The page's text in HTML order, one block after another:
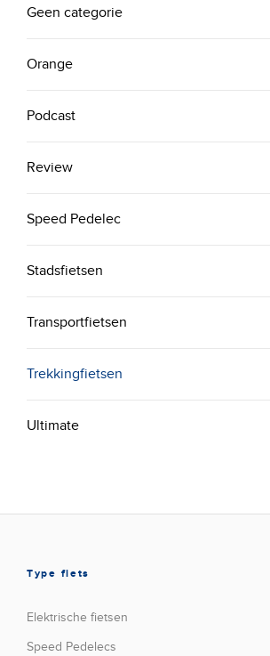
Geen categorie
Orange
Podcast
Review
Speed Pedelec
Stadsfietsen
Transportfietsen
Trekkingfietsen
Ultimate
Type fiets
Elektrische fietsen
Speed Pedelecs